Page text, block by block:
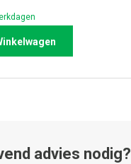
advies nodig?